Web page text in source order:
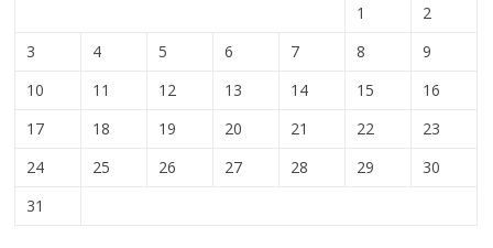
1
2
3
4 5 6 7 8
9
10
11 12 13 14 15
16
17
18 19 20 21 22
23
24
25 26 27 28 29
30
31